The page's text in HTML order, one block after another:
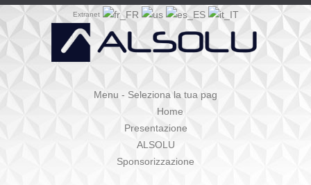
Extranet
Menu - Seleziona la tua pag
Home
Presentazione
ALSOLU
Sponsorizzazione